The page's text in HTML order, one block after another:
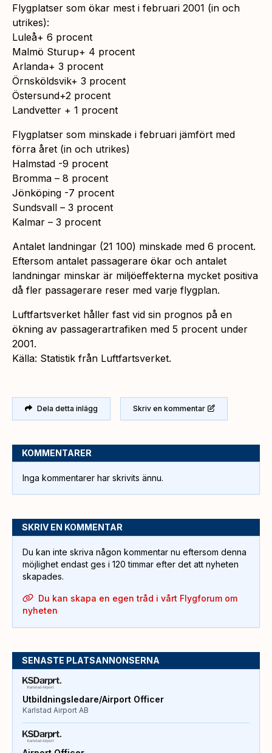
Flygplatser som ökar mest i februari 2001 (in och
utrikes):
Luleå+ 6 procent
Malmö Sturup+ 4 procent
Arlanda+ 3 procent
Örnsköldsvik+ 3 procent
Östersund+2 procent
Landvetter + 1 procent
Flygplatser som minskade i februari jämfört med
förra året (in och utrikes)
Halmstad -9 procent
Bromma – 8 procent
Jönköping -7 procent
Sundsvall – 3 procent
Kalmar – 3 procent
Antalet landningar (21 100) minskade med 6 procent.
Eftersom antalet passagerare ökar och antalet
landningar minskar är miljöeffekterna mycket positiva
då fler passagerare reser med varje flygplan.
Luftfartsverket håller fast vid sin prognos på en
ökning av passagerartrafiken med 5 procent under
2001.
Källa: Statistik från Luftfartsverket.
Dela detta inlägg Skriv en kommentar
KOMMENTARER
Inga kommentarer har skrivits ännu.
SKRIV EN KOMMENTAR
Du kan inte skriva någon kommentar nu eftersom denna
möjlighet endast ges i 120 timmar efter det att nyheten
skapades.
Du kan skapa en egen tråd i vårt Flygforum om
nyheten
SENASTE PLATSANNONSERNA
Utbildningsledare/Airport Officer
Karlstad Airport AB